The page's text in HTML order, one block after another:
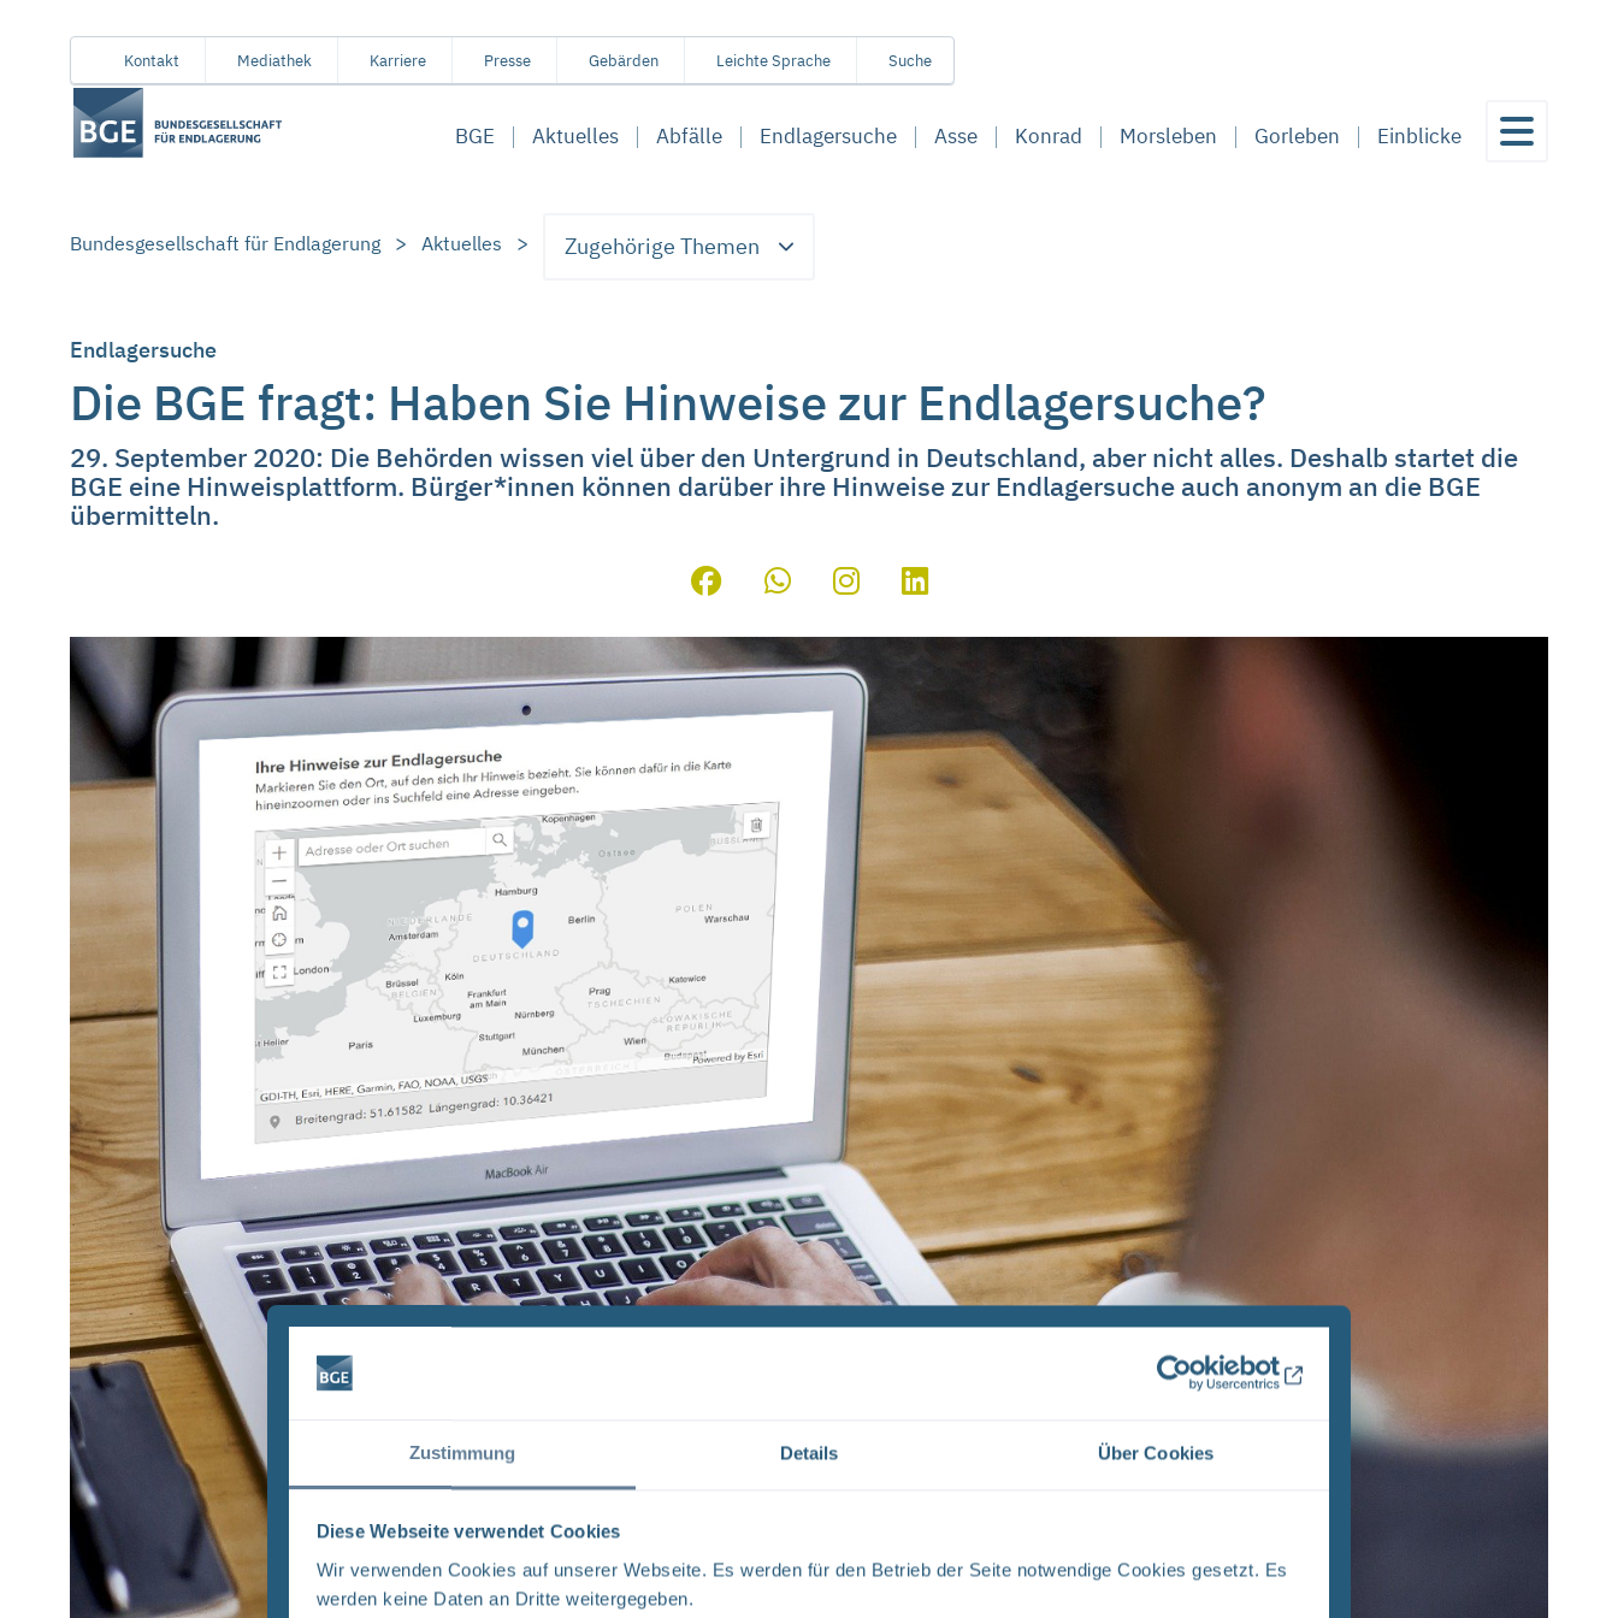
Zustimmung Details Über Cookies
Diese Webseite verwendet Cookies
Wir verwenden Cookies auf unserer Webseite. Es werden für den Betrieb der Seite notwendige Cookies gesetzt. Es
werden keine Daten an Dritte weitergegeben.
InhaltsbereichKontakt Mediathek Karriere Presse Gebärden Leichte Sprache Suche
BGE Aktuelles Abfälle Endlagersuche Asse Konrad Morsleben Gorleben Einblicke
Bundesgesellschaft für Endlagerung Aktuelles Zugehörige Themen
Endlagersuche
Die BGE fragt: Haben Sie Hinweise zur Endlagersuche?
29. September 2020: Die Behörden wissen viel über den Untergrund in Deutschland, aber nicht alles. Deshalb startet die
BGE eine Hinweisplattform. Bürger*innen können darüber ihre Hinweise zur Endlagersuche auch anonym an die BGE
übermitteln.